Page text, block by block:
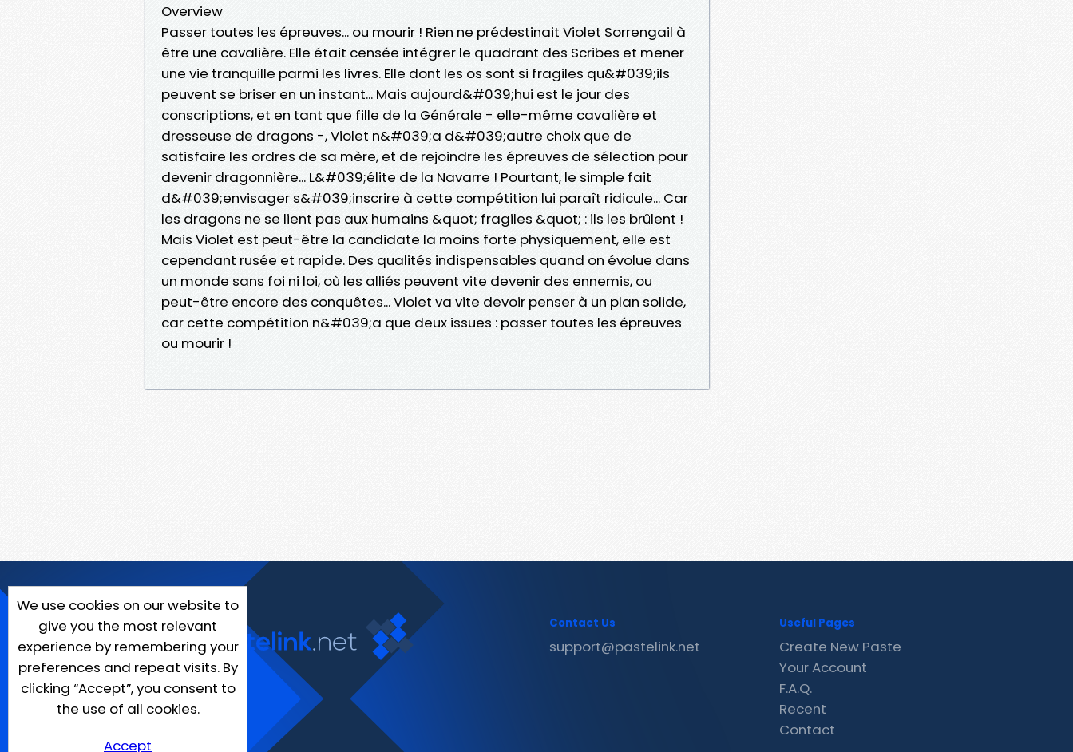
Overview
Passer toutes les épreuves... ou mourir ! Rien ne prédestinait Violet Sorrengail à
être une cavalière. Elle était censée intégrer le quadrant des Scribes et mener
une vie tranquille parmi les livres. Elle dont les os sont si fragiles qu&#039;ils
peuvent se briser en un instant... Mais aujourd&#039;hui est le jour des
conscriptions, et en tant que fille de la Générale - elle-même cavalière et
dresseuse de dragons -, Violet n&#039;a d&#039;autre choix que de
satisfaire les ordres de sa mère, et de rejoindre les épreuves de sélection pour
devenir dragonnière... L&#039;élite de la Navarre ! Pourtant, le simple fait
d&#039;envisager s&#039;inscrire à cette compétition lui paraît ridicule... Car
les dragons ne se lient pas aux humains &quot; fragiles &quot; : ils les brûlent !
Mais Violet est peut-être la candidate la moins forte physiquement, elle est
cependant rusée et rapide. Des qualités indispensables quand on évolue dans
un monde sans foi ni loi, où les alliés peuvent vite devenir des ennemis, ou
peut-être encore des conquêtes... Violet va vite devoir penser à un plan solide,
car cette compétition n&#039;a que deux issues : passer toutes les épreuves
ou mourir !
We use cookies on our website to
give you the most relevant
experience by remembering your
preferences and repeat visits. By
clicking “Accept”, you consent to
the use of all cookies.
Accept
Contact Us
support@pastelink.net
Useful Pages
Create New Paste
Your Account
F.A.Q.
Recent
Contact